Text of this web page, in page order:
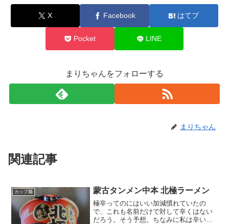
X Facebook はてブ
Pocket LINE
まりちゃんをフォローする
まりちゃん
関連記事
カップ麺 蒙古タンメン中本 北極ラーメン
極辛ってのにはいい加減慣れていたの
で、これも名前だけで対して辛くはない
だろう。そう予想。ちなみに私は辛いも